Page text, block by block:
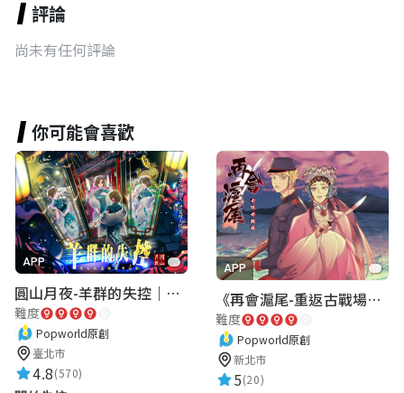
評論
尚未有任何評論
你可能會喜歡
APP
圓山月夜-羊群的失控｜圓山飯店 ARG實境解謎遊戲
難度
Popworld原創
臺北市
4.8(570)
APP
《再會滬尾-重返古戰場》｜淡水老街實境遊戲｜實體遊戲盒
難度
Popworld原創
新北市
5(20)